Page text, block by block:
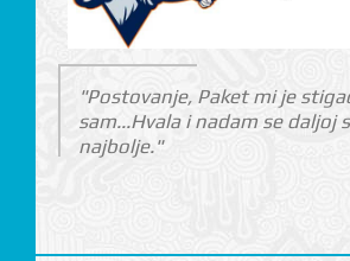
"Postovanje, Paket mi je
sam...Hvala i nadam se daljoj
najbolje."